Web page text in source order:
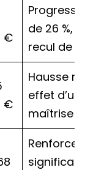
€
de 26 %,
recul de CA.
€
Hausse
effet d’une
maîtrise
significatif